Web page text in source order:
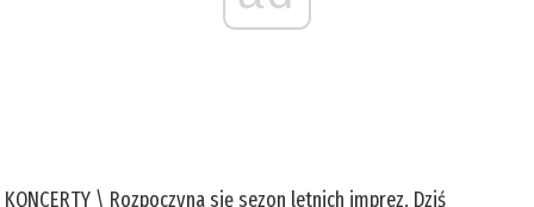
KONCERTY \ Rozpoczyna się sezon letnich imprez. Dziś